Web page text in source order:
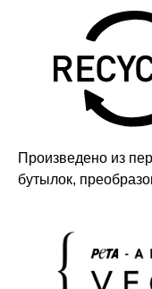
Произведено из
бутылок,
Оставайтесь в курсе
узнавайте первыми
Договор-оферта
Политика